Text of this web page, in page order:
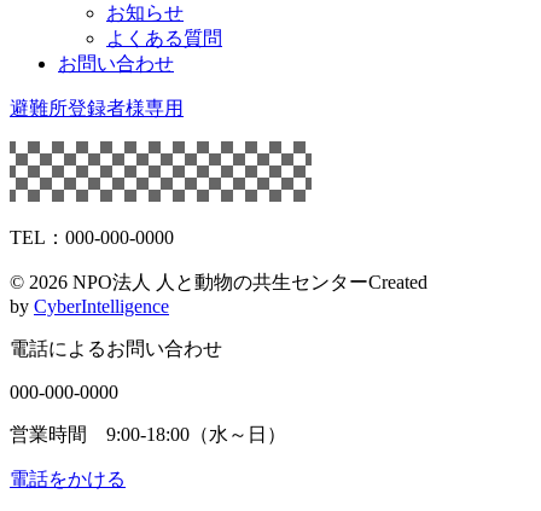
お知らせ
よくある質問
お問い合わせ
避難所登録者様専用
TEL：000-000-0000
© 2026 NPO法人 人と動物の共生センターCreated
by CyberIntelligence
電話によるお問い合わせ
000-000-0000
営業時間 9:00-18:00（水～日）
電話をかける